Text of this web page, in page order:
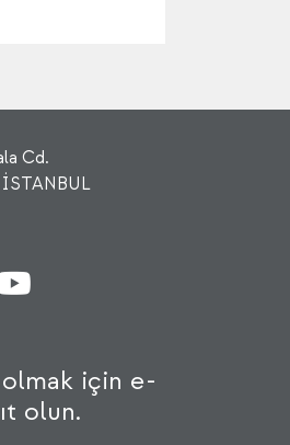
Cd.
İSTANBUL
için e-
olun.